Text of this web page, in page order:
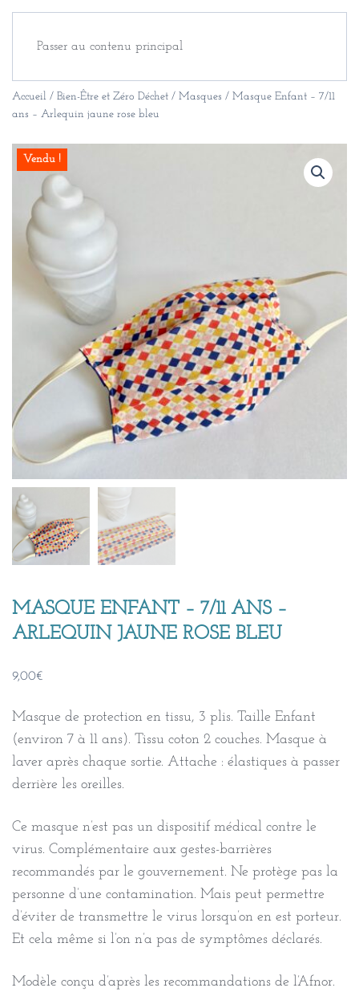
Passer au contenu principal
Accueil / Bien-Être et Zéro Déchet / Masques / Masque Enfant – 7/11
ans – Arlequin jaune rose bleu
Vendu !
MASQUE ENFANT – 7/11 ANS –
ARLEQUIN JAUNE ROSE BLEU
9,00€
Masque de protection en tissu, 3 plis. Taille Enfant
(environ 7 à 11 ans). Tissu coton 2 couches. Masque à
laver après chaque sortie. Attache : élastiques à passer
derrière les oreilles.
Ce masque n’est pas un dispositif médical contre le
virus. Complémentaire aux gestes-barrières
recommandés par le gouvernement. Ne protège pas la
personne d’une contamination. Mais peut permettre
d’éviter de transmettre le virus lorsqu’on en est porteur.
Et cela même si l’on n’a pas de symptômes déclarés.
Modèle conçu d’après les recommandations de l’Afnor.